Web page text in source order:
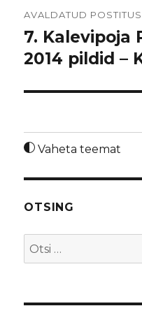
AVALDATUD
7. Kalevipoja
2014 pildid –
Vaheta teemat
OTSING
Otsi: